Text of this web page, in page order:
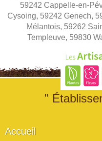
59242 Cappelle-en-
Cysoing, 59242 Genech,
Mélantois, 59262
Templeuve, 59830
"
Accueil